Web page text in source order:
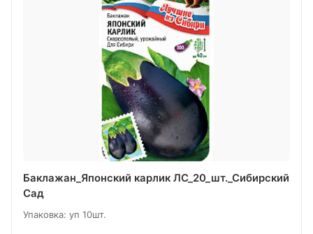
Баклажан_Японский карлик ЛС_20_шт._Сибирский
Сад
Упаковка: уп 10шт.